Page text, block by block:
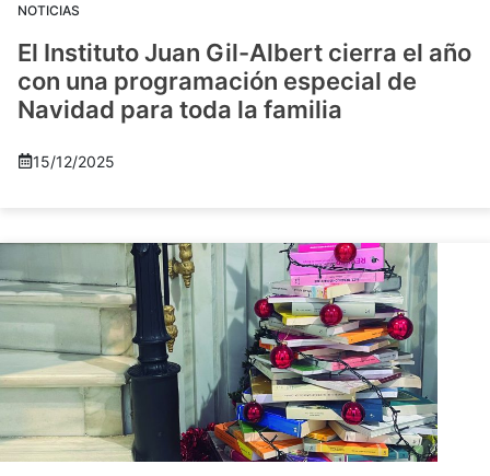
NOTICIAS
El Instituto Juan Gil-Albert cierra el año
con una programación especial de
Navidad para toda la familia
15/12/2025